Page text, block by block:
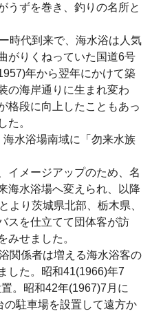
うずを巻き、釣りの名所と
時代到来で、海水浴は人気
がりくねっていた国道6号
年から翌年にかけて築
の海岸通りに生まれ変わ
格段に向上したこともあっ
た。
水浴場南域に「勿来水族
イメージアップのため、名
海水浴場へ変えられ、以降
より茨城県北部、栃木県、
スを仕立てて団体客が訪
みせました。
関係者は増える海水浴客の
した。昭和41(1966)年7
。昭和42年(1967)7月に
の駐車場を設置して遠方か